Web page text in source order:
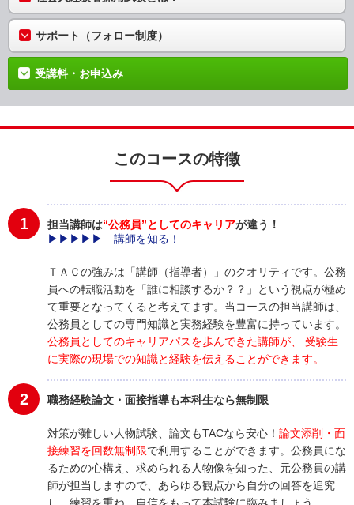
サポート（フォロー制度）
受講料・お申込み
このコースの特徴
1 担当講師は“公務員”としてのキャリアが違う！
▶▶▶▶▶ 講師を知る！
ＴＡＣの強みは「講師（指導者）」のクオリティです。公務
員への転職活動を「誰に相談するか？？」という視点が極め
て重要となってくると考えてます。当コースの担当講師は、
公務員としての専門知識と実務経験を豊富に持っています。
公務員としてのキャリアパスを歩んできた講師が、 受験生
に実際の現場での知識と経験を伝えることができます。
2 職務経験論文・面接指導も本科生なら無制限
対策が難しい人物試験、論文もTACなら安心！ 論文添削・面
接練習を回数無制限で利用することができます。公務員にな
るための心構え、求められる人物像を知った、元公務員の講
師が担当しますので、あらゆる観点から自分の回答を追究